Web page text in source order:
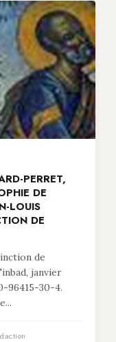
PERRET,
DE
LOUIS
DE
de
janvier
96415-30-4.